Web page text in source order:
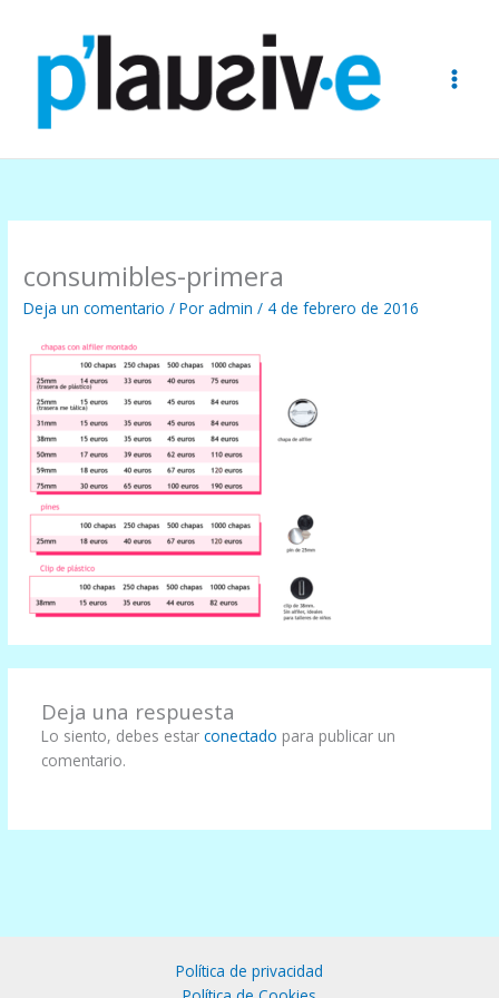
contenido
consumibles-primera
Deja un comentario / Poradmin/ 4 de febrero de 2016
Deja una respuesta
Lo siento, debes estar conectado para publicar un
comentario.
Política de privacidad